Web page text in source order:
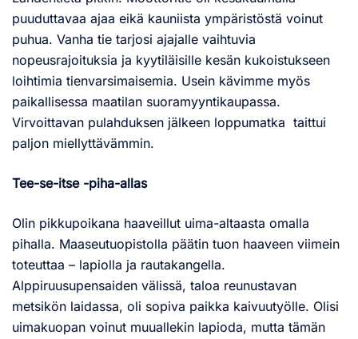
puuduttavaa ajaa eikä kauniista ympäristöstä voinut
puhua. Vanha tie tarjosi ajajalle vaihtuvia
nopeusrajoituksia ja kyytiläisille kesän kukoistukseen
loihtimia tienvarsimaisemia. Usein kävimme myös
paikallisessa maatilan suoramyyntikaupassa.
Virvoittavan pulahduksen jälkeen loppumatka taittui
paljon miellyttävämmin.
Tee-se-itse -piha-allas
Olin pikkupoikana haaveillut uima-altaasta omalla
pihalla. Maaseutuopistolla päätin tuon haaveen viimein
toteuttaa – lapiolla ja rautakangella.
Alppiruusupensaiden välissä, taloa reunustavan
metsikön laidassa, oli sopiva paikka kaivuutyölle. Olisi
uimakuopan voinut muuallekin lapioda, mutta tämän